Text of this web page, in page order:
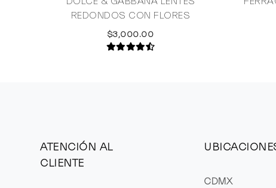
REDONDOS CON FLORES
$3,000.00
ATENCIÓN AL
CLIENTE
CDMX